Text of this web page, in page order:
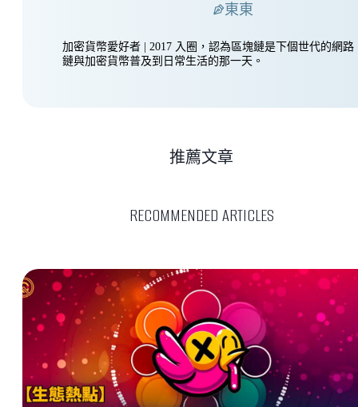
東東
加密貨幣愛好者 | 2017 入圈，認為區塊鏈是下個世代的網路
鏈與加密貨幣普及到日常生活的那一天。
RECOMMENDED ARTICLES
推薦文章